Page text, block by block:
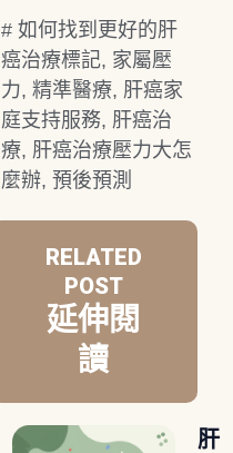
# 如何找到更好的肝
癌治療標記, 家屬壓
力, 精準醫療, 肝癌家
庭支持服務, 肝癌治
療, 肝癌治療壓力大怎
麼辦, 預後預測
RELATED
POST
延伸閱
讀
肝